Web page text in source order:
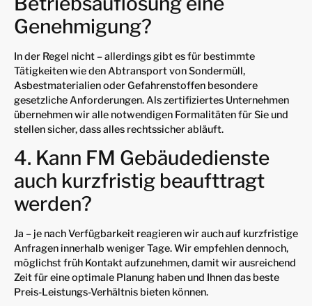
Genehmigung?
In der Regel nicht – allerdings gibt es für bestimmte
Tätigkeiten wie den Abtransport von Sondermüll,
Asbestmaterialien oder Gefahrenstoffen besondere
gesetzliche Anforderungen. Als zertifiziertes Unternehmen
übernehmen wir alle notwendigen Formalitäten für Sie und
stellen sicher, dass alles rechtssicher abläuft.
4. Kann FM Gebäudedienste
auch kurzfristig beaufttragt
werden?
Ja – je nach Verfügbarkeit reagieren wir auch auf kurzfristige
Anfragen innerhalb weniger Tage. Wir empfehlen dennoch,
möglichst früh Kontakt aufzunehmen, damit wir ausreichend
Zeit für eine optimale Planung haben und Ihnen das beste
Preis-Leistungs-Verhältnis bieten können.